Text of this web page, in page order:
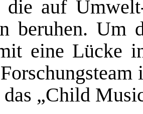
die auf
beruhen. Um
eine Lücke
das „Child